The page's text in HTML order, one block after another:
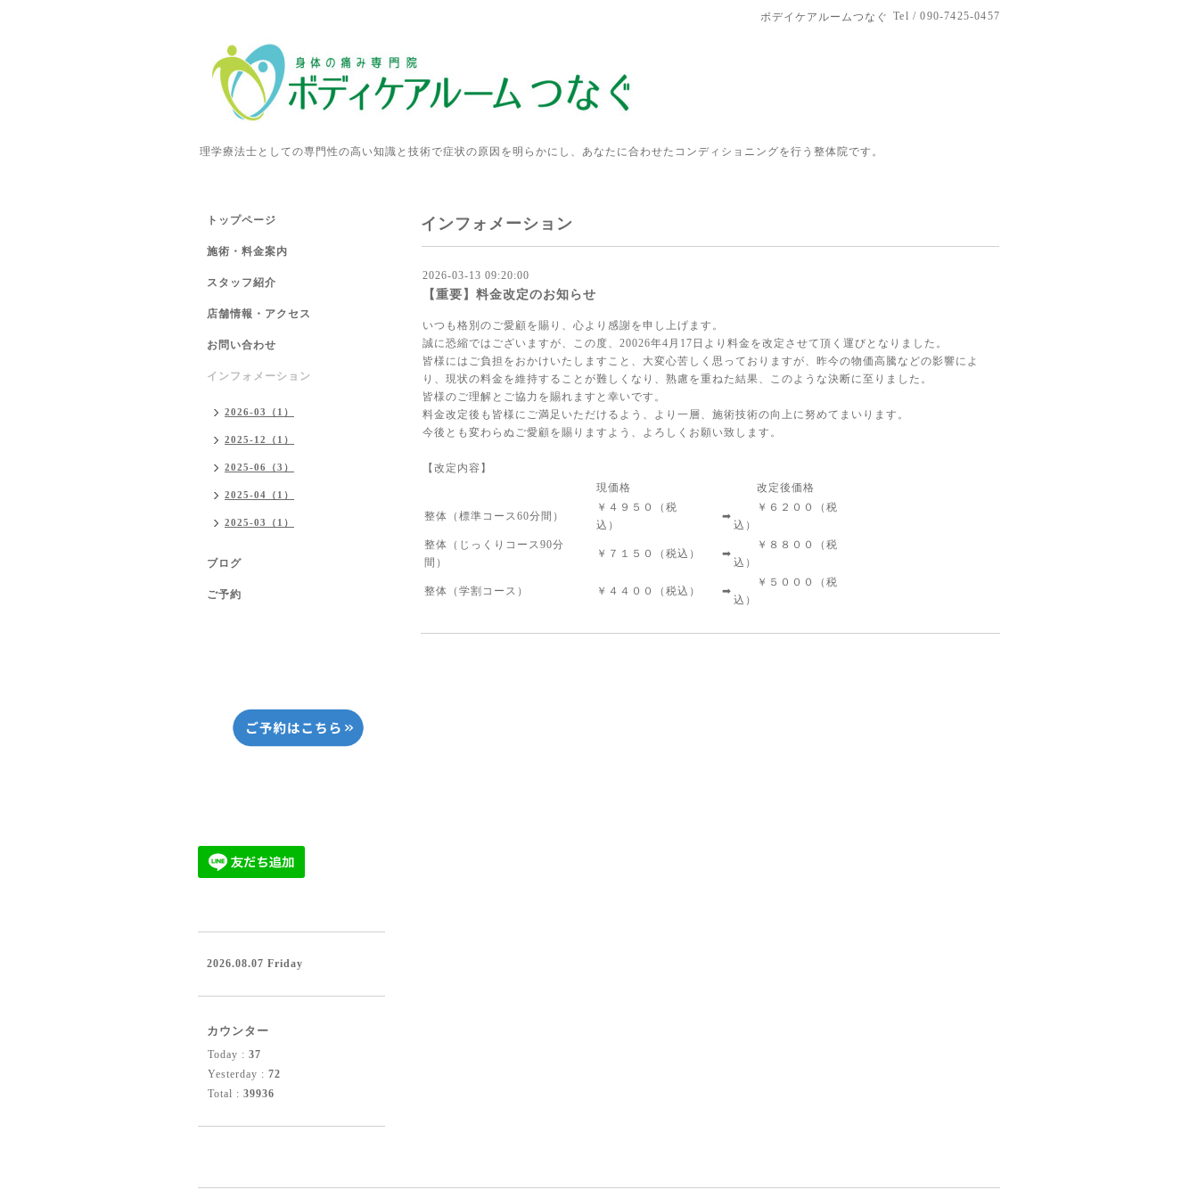
ボデイケアルームつなぐ Tel / 090-7425-0457
理学療法士としての専門性の高い知識と技術で症状の原因を明らかにし、あなたに合わせたコンディショニングを行う整体院です。
インフォメーション
2026-03-13 09:20:00
【重要】料金改定のお知らせ
いつも格別のご愛顧を賜り、心より感謝を申し上げます。
誠に恐縮ではございますが、この度、20026年4月17日より料金を改定させて頂く運びとなりました。
皆様にはご負担をおかけいたしますこと、大変心苦しく思っておりますが、昨今の物価高騰などの影響によ
り、現状の料金を維持することが難しくなり、熟慮を重ねた結果、このような決断に至りました。
皆様のご理解とご協力を賜れますと幸いです。
料金改定後も皆様にご満足いただけるよう、より一層、施術技術の向上に努めてまいります。
今後とも変わらぬご愛顧を賜りますよう、よろしくお願い致します。
【改定内容】
現価格
改定後価格
整体（標準コース60分間）
￥４９５０（税
込）
➡
￥６２００（税
込）
整体（じっくりコース90分
間）
￥７１５０（税込） ➡
￥８８００（税
込）
整体（学割コース） ￥４４００（税込） ➡
￥５０００（税
込）
トップページ
施術・料金案内
スタッフ紹介
店舗情報・アクセス
お問い合わせ
インフォメーション
2026-03（1）
2025-12（1）
2025-06（3）
2025-04（1）
2025-03（1）
ブログ
ご予約
2026.08.07 Friday
カウンター
Today : 37
Yesterday : 72
Total : 39936